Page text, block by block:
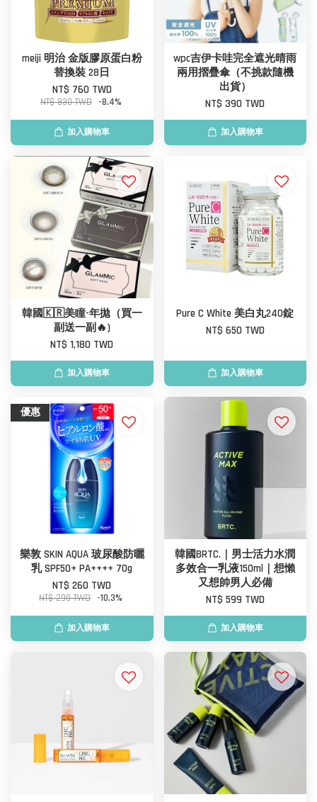
meiji 明治 金版膠原蛋白粉
替換裝 28日
NT$ 760 TWD
NT$ 830 TWD -8.4%
加入購物車
wpc吉伊卡哇完全遮光晴雨
兩用摺疊傘（不挑款隨機
出貨）
NT$ 390 TWD
加入購物車
韓國🇰🇷美瞳-年拋（買一
副送一副🔥)
NT$ 1,180 TWD
加入購物車
Pure C White 美白丸240錠
NT$ 650 TWD
加入購物車
優惠
樂敦 SKIN AQUA 玻尿酸防曬
乳 SPF50+ PA++++ 70g
NT$ 260 TWD
NT$ 290 TWD -10.3%
加入購物車
韓國BRTC.｜男士活力水潤
多效合一乳液150ml｜想懶
又想帥男人必備
NT$ 599 TWD
加入購物車